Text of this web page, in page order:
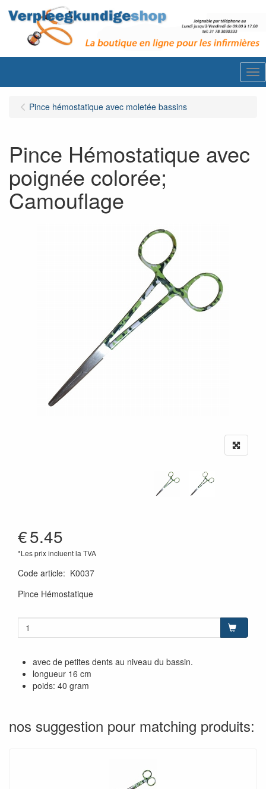
Pince hémostatique avec moletée bassins
Pince Hémostatique avec
poignée colorée;
Camouflage
€5.45
*Les prix incluent la TVA
Code article: K0037
Pince Hémostatique
avec de petites dents au niveau du bassin.
longueur 16 cm
poids: 40 gram
nos suggestion pour matching produits: